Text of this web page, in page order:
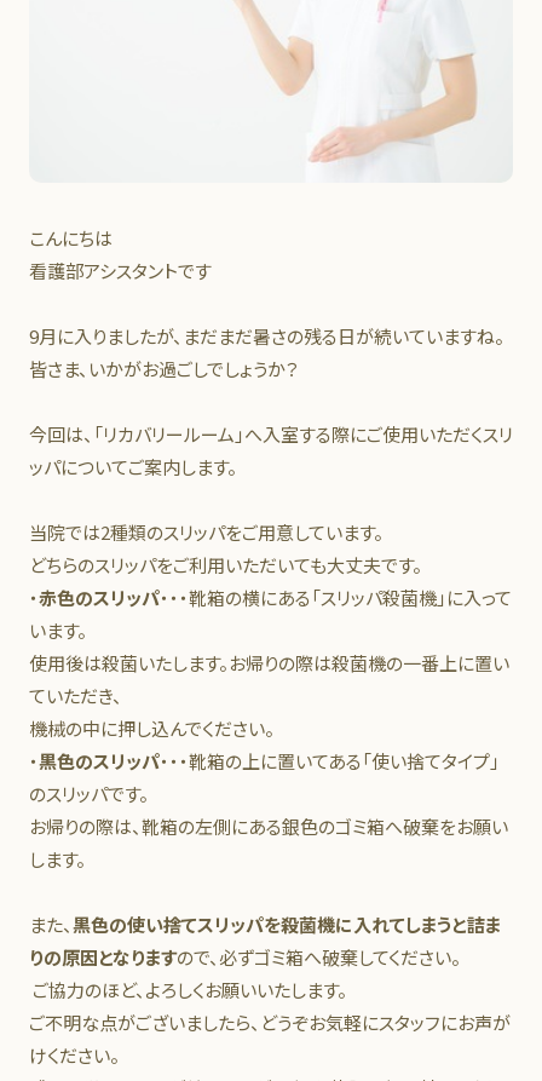
こんにちは
看護部アシスタントです
9月に入りましたが、まだまだ暑さの残る日が続いていますね。
皆さま、いかがお過ごしでしょうか？
今回は、「リカバリールーム」へ入室する際にご使用いただくスリ
ッパについてご案内します。
当院では2種類のスリッパをご用意しています。
どちらのスリッパをご利用いただいても大丈夫です。
・赤色のスリッパ・・・靴箱の横にある「スリッパ殺菌機」に入って
います。
使用後は殺菌いたします。お帰りの際は殺菌機の一番上に置い
ていただき、
機械の中に押し込んでください。
・黒色のスリッパ・・・靴箱の上に置いてある「使い捨てタイプ」
のスリッパです。
お帰りの際は、靴箱の左側にある銀色のゴミ箱へ破棄をお願い
します。
また、黒色の使い捨てスリッパを殺菌機に入れてしまうと詰ま
りの原因となりますので、必ずゴミ箱へ破棄してください。
ご協力のほど、よろしくお願いいたします。
ご不明な点がございましたら、どうぞお気軽にスタッフにお声が
けください。